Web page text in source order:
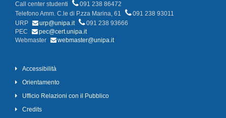
Call center studenti
091 238 86472
Telefono Amm. C.le di P.zza Marina, 61
091 238 93011
URP
urp@unipa.it
091 238 93666
PEC
pec@cert.unipa.it
Webmaster
webmaster@unipa.it
Accessibilità
Orientamento
Ufficio Relazioni con il Pubblico
Credits